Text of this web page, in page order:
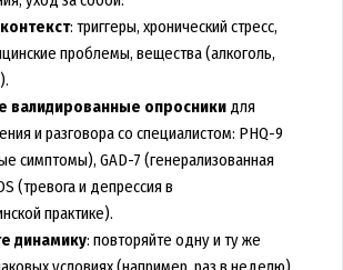
: триггеры, хронический стресс,
проблемы, вещества (алкоголь,
валидированные опросникидля
и разговора со специалистом: PHQ-9
симптомы), GAD-7 (генерализованная
(тревога и депрессия в
практике).
динамику: повторяйте одну и ту же